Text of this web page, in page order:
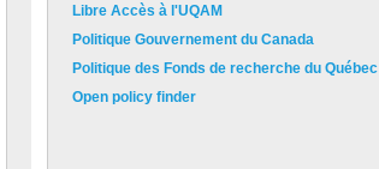
Libre Accès à l'UQAM
Politique Gouvernement du Canada
Politique des Fonds de recherche du Québec
Open policy finder